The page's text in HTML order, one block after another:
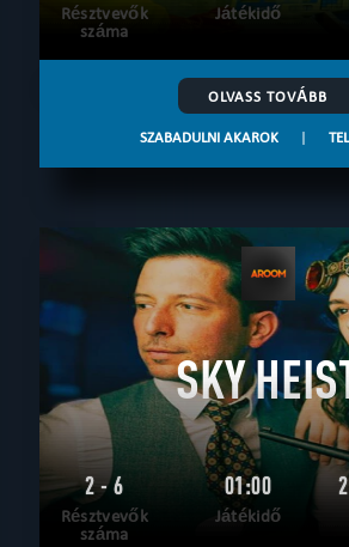
Résztvevők
száma
Játékidő
OLVASS TOVÁBB
SZABADULNI AKAROK |
SKY
2 - 6
Résztvevők
száma
01:00
Játékidő